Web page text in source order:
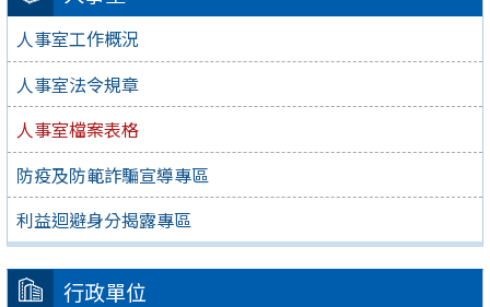
人事室工作概況
人事室法令規章
人事室檔案表格
防疫及防範詐騙宣導專區
利益迴避身分揭露專區
行政單位